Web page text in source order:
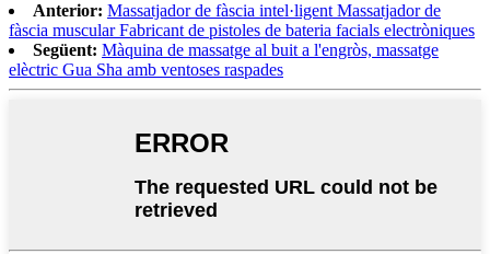
Anterior: Massatjador de fàscia intel·ligent Massatjador de
fàscia muscular Fabricant de pistoles de bateria facials electròniques
Següent: Màquina de massatge al buit a l'engròs, massatge
elèctric Gua Sha amb ventoses raspades